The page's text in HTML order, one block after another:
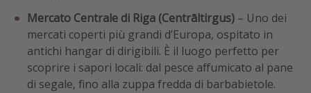
Mercato Centrale di Riga (Centrāltirgus) – Uno dei
mercati coperti più grandi d’Europa, ospitato in
antichi hangar di dirigibili. È il luogo perfetto per
scoprire i sapori locali: dal pesce affumicato al pane
di segale, fino alla zuppa fredda di barbabietole.